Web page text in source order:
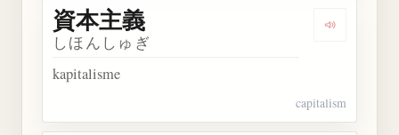
Dengarkan
資本主義
しほんしゅぎ
kapitalisme
capitalism